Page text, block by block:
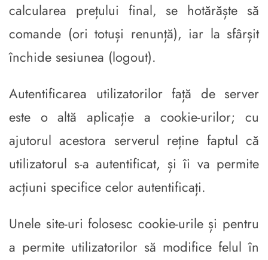
calcularea prețului final, se hotărăște să
comande (ori totuși renunță), iar la sfârșit
închide sesiunea (logout).
Autentificarea utilizatorilor față de server
este o altă aplicație a cookie-urilor; cu
ajutorul acestora serverul reține faptul că
utilizatorul s-a autentificat, și îi va permite
acțiuni specifice celor autentificați.
Unele site-uri folosesc cookie-urile și pentru
a permite utilizatorilor să modifice felul în